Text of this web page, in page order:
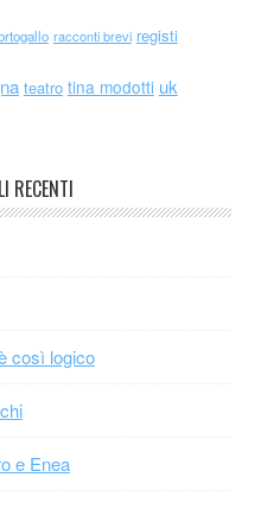
racconti brevi registi
teatro tina modotti uk
RECENTI
così logico
e Enea